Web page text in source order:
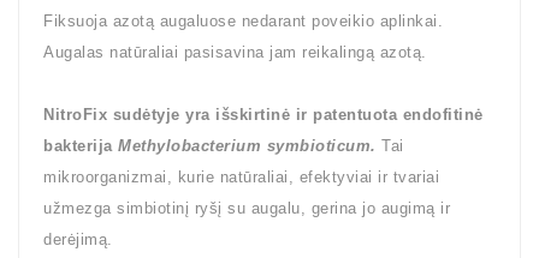
Fiksuoja azotą augaluose nedarant poveikio aplinkai.
Augalas natūraliai pasisavina jam reikalingą azotą.
NitroFix sudėtyje yra išskirtinė ir patentuota endofitinė
bakterija Methylobacterium symbioticum. Tai
mikroorganizmai, kurie natūraliai, efektyviai ir tvariai
užmezga simbiotinį ryšį su augalu, gerina jo augimą ir
derėjimą.